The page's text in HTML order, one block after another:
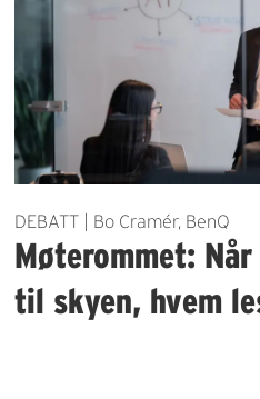
DEBATT | Bo Cramér, BenQ
Møterommet:
til skyen, hvem